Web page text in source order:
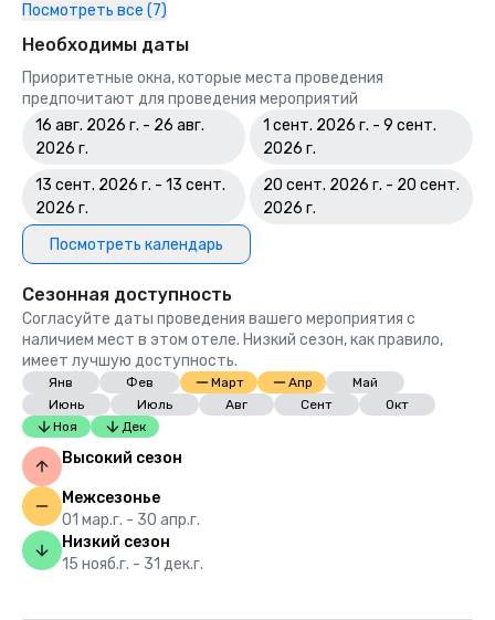
Посмотреть все (7)
Необходимы даты
Приоритетные окна, которые места проведения
предпочитают для проведения мероприятий
16 авг. 2026 г. - 26 авг.
2026 г.
1 сент. 2026 г. - 9 сент.
2026 г.
13 сент. 2026 г. - 13 сент.
2026 г.
20 сент. 2026 г. - 20 сент.
2026 г.
Посмотреть календарь
Сезонная доступность
Согласуйте даты проведения вашего мероприятия с
наличием мест в этом отеле. Низкий сезон, как правило,
имеет лучшую доступность.
Янв Фев Март Апр
Май
Июнь
Июль Авг Сент
Окт
Ноя
Дек
Высокий сезон
Межсезонье
01 мар.г. - 30 апр.г.
Низкий сезон
15 нояб.г. - 31 дек.г.